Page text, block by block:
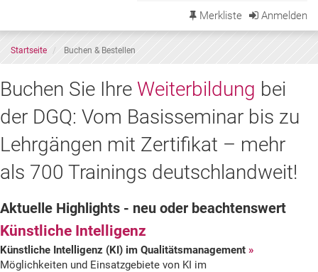
Merkliste Anmelden
Startseite Buchen & Bestellen
Buchen
Sie
Ihre
Weiterbildung
bei
der
DGQ
Buchen Sie Ihre Weiterbildung bei
der DGQ: Vom Basisseminar bis zu
Lehrgängen mit Zertifikat – mehr
als 700 Trainings deutschlandweit!
Aktuelle Highlights - neu oder beachtenswert
Künstliche Intelligenz
Künstliche Intelligenz (KI) im Qualitätsmanagement
Möglichkeiten und Einsatzgebiete von KI im